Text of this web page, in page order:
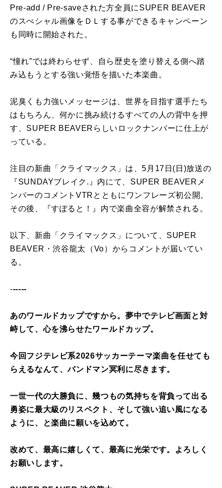
Pre-add / Pre-saveされた方全員にSUPER BEAVER
のスぺシャル画像をＤＬする事ができるキャンペーン
も同時に開始された。
“憧れ”では終わらせず、自ら歴史を塗り替える側へ踏
み込もうとする強い覚悟を描いた本楽曲。
泥臭くも力強いメッセージは、世界を目指す選手たち
はもちろん、何かに挑み続けるすべての人の背中を押
す、SUPER BEAVERらしいロックナンバーに仕上が
っている。
注目の新曲「クライマックス」は、5月17日(日)放送の
『SUNDAYブレイク.』内にて、SUPER BEAVERメ
ンバーのコメントVTRとともにワンフレーズ初公開。
その後、『すぽると！』内で楽曲全容が解禁される。
以下、新曲「クライマックス」について、SUPER
BEAVER・渋谷龍太（Vo）からコメントが届いてい
る。
------
あのワールドカップですから。夢中でテレビ画面と対
峙して、心を沸らせたワールドカップ。
今回フジテレビ系2026サッカーテーマ楽曲を任せても
らえるなんて、バンドマン冥利に尽きます。
一世一代の大勝負に、幾つもの気持ちを背負って出る
勇姿に最大級のリスペクト、そして強い追い風になる
ように、と楽曲に願いを込めて。
改めて、最高に嬉しくて、最高に光栄です。よろしく
お願いします。